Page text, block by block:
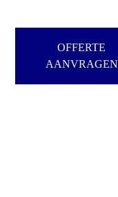
OFFERTE
AANVRAGEN